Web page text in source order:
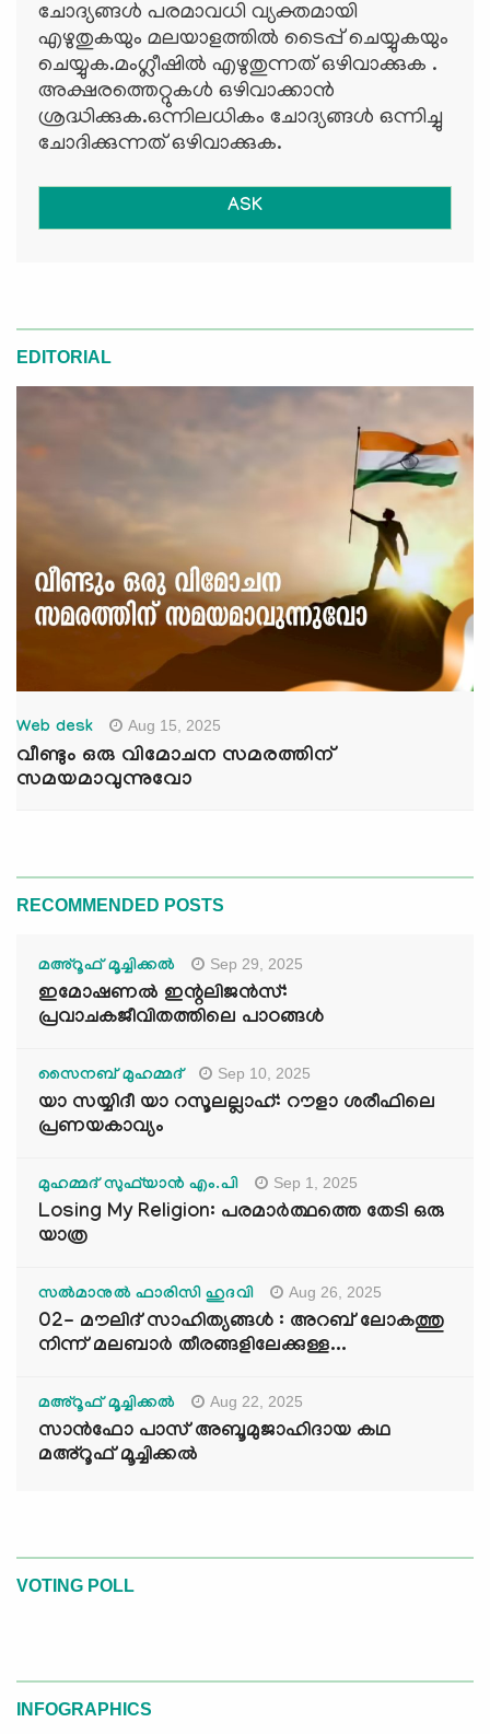
ചോദ്യങ്ങള്‍ പരമാവധി വ്യക്തമായി
എഴുതുകയും മലയാളത്തില്‍ ടൈപ്പ് ചെയ്യുകയും
ചെയ്യുക.മംഗ്ലീഷില്‍ എഴുതുന്നത് ഒഴിവാക്കുക .
അക്ഷരത്തെറ്റുകള്‍ ഒഴിവാക്കാന്‍
ശ്രദ്ധിക്കുക.ഒന്നിലധികം ചോദ്യങ്ങള്‍ ഒന്നിച്ചു
ചോദിക്കുന്നത് ഒഴിവാക്കുക.
ASK
EDITORIAL
Web desk Aug 15, 2025
വീണ്ടും ഒരു വിമോചന സമരത്തിന്
സമയമാവുന്നുവോ
RECOMMENDED POSTS
മഅ്റൂഫ് മൂച്ചിക്കല്‍ Sep 29, 2025
ഇമോഷണൽ ഇന്റലിജൻസ്:
പ്രവാചകജീവിതത്തിലെ പാഠങ്ങൾ
സൈനബ് മുഹമ്മദ് Sep 10, 2025
യാ സയ്യിദീ യാ റസൂലല്ലാഹ്: റൗളാ ശരീഫിലെ
പ്രണയകാവ്യം
മുഹമ്മദ് സുഫ്‌യാൻ എം.പി Sep 1, 2025
Losing My Religion: പരമാർത്ഥത്തെ തേടി ഒരു
യാത്ര
സൽമാനുൽ ഫാരിസി ഹുദവി Aug 26, 2025
02- മൗലിദ് സാഹിത്യങ്ങൾ : അറബ് ലോകത്തു
നിന്ന് മലബാർ തീരങ്ങളിലേക്കുള്ള...
മഅ്റൂഫ് മൂച്ചിക്കല്‍ Aug 22, 2025
സാൻഫോ പാസ് അബൂമുജാഹിദായ കഥ
മഅ്റൂഫ് മൂച്ചിക്കല്‍
VOTING POLL
INFOGRAPHICS